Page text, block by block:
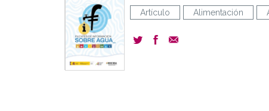
Artículo Alimentación